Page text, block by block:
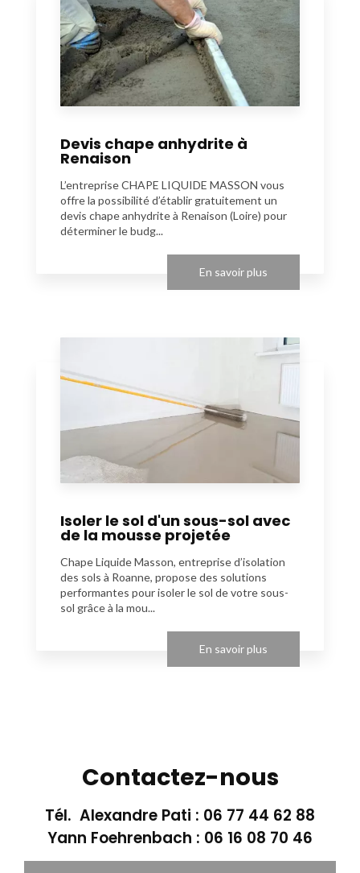
Devis chape anhydrite à
Renaison
L’entreprise CHAPE LIQUIDE MASSON vous
offre la possibilité d’établir gratuitement un
devis chape anhydrite à Renaison (Loire) pour
déterminer le budg...
En savoir plus
Isoler le sol d'un sous-sol avec
de la mousse projetée
Chape Liquide Masson, entreprise d’isolation
des sols à Roanne, propose des solutions
performantes pour isoler le sol de votre sous-
sol grâce à la mou...
En savoir plus
Contactez-nous
Tél. Alexandre Pati : 06 77 44 62 88
Yann Foehrenbach : 06 16 08 70 46